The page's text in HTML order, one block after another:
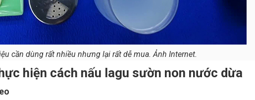
cần dùng rất nhiều nhưng lại rất dễ mua. Ảnh Internet.
hiện cách nấu lagu sườn non nước dừa